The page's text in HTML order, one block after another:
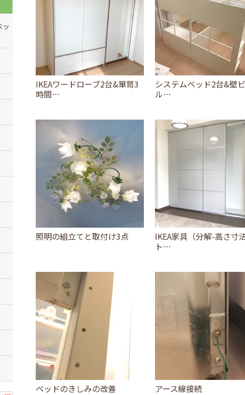
IKEAワードローブ2台&箪笥3
時間…
システムベッド2台&壁
ル…
照明の組立てと取付け3点
IKEA家具（分解-高さ寸
ト…
ベッドのきしみの改善 アース線接続